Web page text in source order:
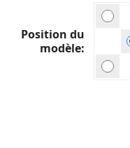
Position du
modèle